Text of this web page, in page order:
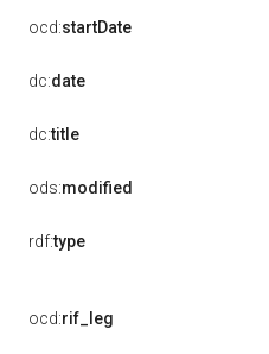
ocd:startDate
dc:date
dc:title
ods:modified
rdf:type
ocd:rif_leg